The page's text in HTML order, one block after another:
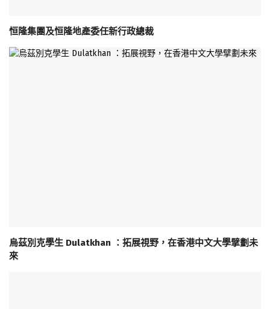
恒隆集團及恒隆地產委任新行政總裁
烏茲別克學生 Dulatkhan ：拓展視野，在香港中文大學擘劃未
來